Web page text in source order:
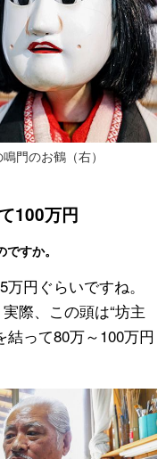
門のお鶴（右）
100万円
すか。
円ぐらいですね。
際、この頭は“坊主
って80万～100万円